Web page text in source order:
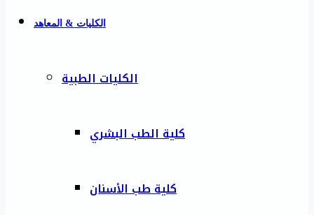
الكليات & المعاهد
الكليات الطبية
كلية الطب البشري
كلية طب الأسنان